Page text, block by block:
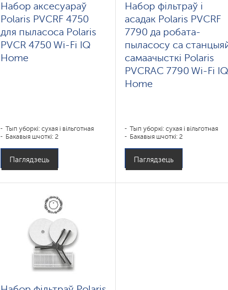
Набор аксесуараў
Polaris PVCRF 4750
для пыласоса Polaris
PVCR 4750 Wi-Fi IQ
Home
Тып уборкі: сухая і вільготная
Бакавыя шчоткі: 2
Паглядзець
Набор фільтраў і
асадак Polaris PVCRF
7790 да робата-
пыласосу са
самаачысткі Polaris
PVCRAC 7790 Wi-Fi
Home
Тып уборкі: сухая і вільготная
Бакавыя шчоткі: 2
Паглядзець